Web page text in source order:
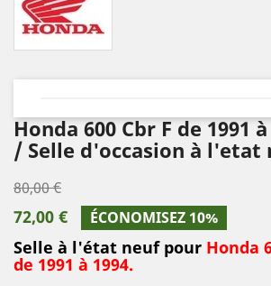
Honda 600 Cbr F de 1991
/ Selle d'occasion à l'etat
80,00 €
72,00 € ÉCONOMISEZ 10%
Selle à l'état neuf pour Honda
de 1991 à 1994.